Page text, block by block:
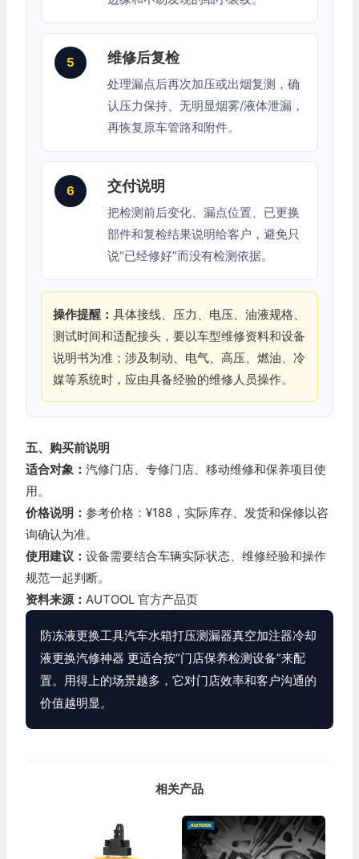
5 维修后复检
处理漏点后再次加压或出烟复测，确
认压力保持、无明显烟雾/液体泄漏，
再恢复原车管路和附件。
6 交付说明
把检测前后变化、漏点位置、已更换
部件和复检结果说明给客户，避免只
说“已经修好”而没有检测依据。
操作提醒： 具体接线、压力、电压、油液规格、
测试时间和适配接头，要以车型维修资料和设备
说明书为准；涉及制动、电气、高压、燃油、冷
媒等系统时，应由具备经验的维修人员操作。
五、购买前说明
适合对象： 汽修门店、专修门店、移动维修和保养项目使
用。
价格说明： 参考价格：¥188，实际库存、发货和保修以咨
询确认为准。
使用建议： 设备需要结合车辆实际状态、维修经验和操作
规范一起判断。
资料来源： AUTOOL 官方产品页
防冻液更换工具汽车水箱打压测漏器真空加注器冷却
液更换汽修神器 更适合按“门店保养检测设备”来配
置。用得上的场景越多，它对门店效率和客户沟通的
价值越明显。
相关产品